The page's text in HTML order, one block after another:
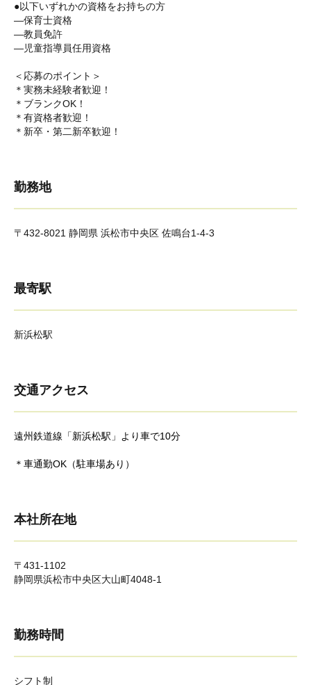
●以下いずれかの資格をお持ちの方
―保育士資格
―教員免許
―児童指導員任用資格
＜応募のポイント＞
＊実務未経験者歓迎！
＊ブランクOK！
＊有資格者歓迎！
＊新卒・第二新卒歓迎！
勤務地
〒432-8021 静岡県 浜松市中央区 佐鳴台1-4-3
最寄駅
新浜松駅
交通アクセス
遠州鉄道線「新浜松駅」より車で10分
＊車通勤OK（駐車場あり）
本社所在地
〒431-1102
静岡県浜松市中央区大山町4048-1
勤務時間
シフト制